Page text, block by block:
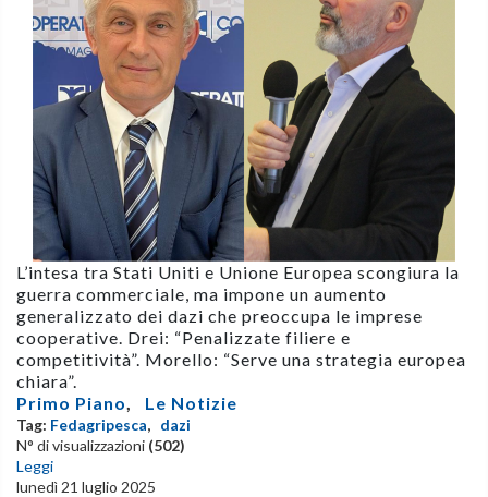
L’intesa tra Stati Uniti e Unione Europea scongiura la
guerra commerciale, ma impone un aumento
generalizzato dei dazi che preoccupa le imprese
cooperative. Drei: “Penalizzate filiere e
competitività”. Morello: “Serve una strategia europea
chiara”.
Primo Piano, Le Notizie
Tag: Fedagripesca, dazi
N° di visualizzazioni (502)
Leggi
lunedì 21 luglio 2025